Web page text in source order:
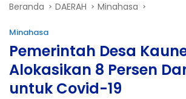
Beranda DAERAH Minahasa
Minahasa
Pemerintah Desa
Alokasikan 8 Persen
untuk Covid-19